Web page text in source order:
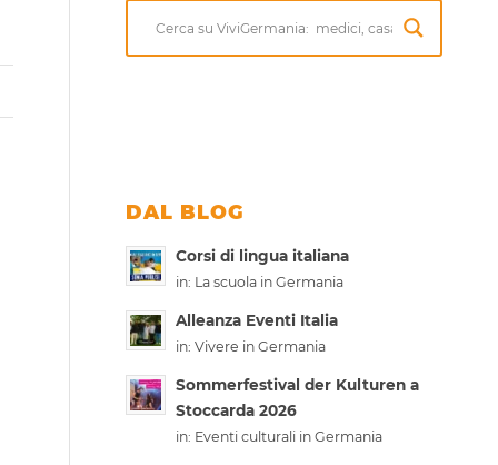
DAL BLOG
Corsi di lingua italiana
in: La scuola in Germania
Alleanza Eventi Italia
in:Vivere in Germania
Sommerfestival der Kulturen a
Stoccarda 2026
in: Eventi culturali in Germania